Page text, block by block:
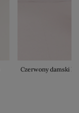
Czerwony damski